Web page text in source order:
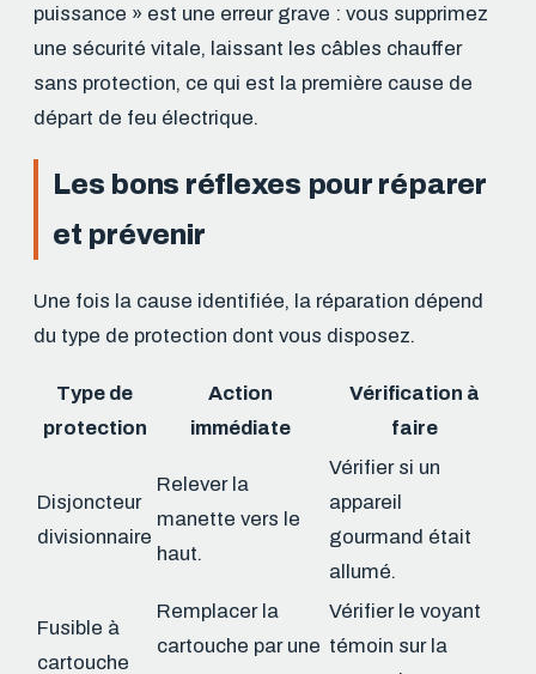
puissance » est une erreur grave : vous supprimez
une sécurité vitale, laissant les câbles chauffer
sans protection, ce qui est la première cause de
départ de feu électrique.
Les bons réflexes pour réparer
et prévenir
Une fois la cause identifiée, la réparation dépend
du type de protection dont vous disposez.
Type de
protection
Action
immédiate
Vérification à
faire
Disjoncteur
divisionnaire
Relever la
manette vers le
haut.
Vérifier si un
appareil
gourmand était
allumé.
Fusible à
cartouche
Remplacer la
cartouche par une
Vérifier le voyant
témoin sur la